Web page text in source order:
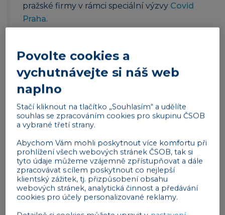
pražské firmy v rámci speciální výzvy Covid
Praha.
Co je program COVID II?
COVID II je
vládní program na podporu malých a
středních podnikatelů, které zasáhla krize
v souvislosti s pandemií a nouzovým stavem.
V programu je nyní 5 miliard Kč, navýšení o dalších
10 miliard je v jednání.
Program je financován ze strukturálních fondů EU
v rámci operačního programu Podnikání a inovace
pro konkurenceschopnost, a protonení určený na
realizaci projektů na území hlavního města
Prahy. O rozšíření programu pro území hl. m. Prahy
píšeme v tomto článku
Povolte cookies a
vychutnávejte si náš web
naplno
Stačí kliknout na tlačítko „Souhlasím“ a udělíte
souhlas se zpracováním cookies pro skupinu ČSOB
a vybrané třetí strany.
Abychom Vám mohli poskytnout více komfortu při
prohlížení všech webových stránek ČSOB, tak si
tyto údaje můžeme vzájemně zpřístupňovat a dále
zpracovávat s cílem poskytnout co nejlepší
klientský zážitek, tj. přizpůsobení obsahu
webových stránek, analytická činnost a předávání
cookies pro účely personalizované reklamy.